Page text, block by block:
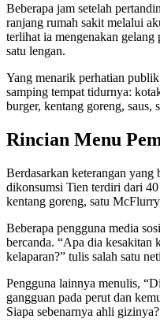
Beberapa jam setelah
ranjang rumah sakit melalui
terlihat ia mengenakan gelang
satu lengan.
Yang menarik perhatian
samping tempat tidurnya:
burger, kentang goreng, saus,
Rincian Menu
Berdasarkan keterangan yang
dikonsumsi Tien terdiri dari
kentang goreng, satu
Beberapa pengguna media
bercanda. “Apa dia kesakitan
kelaparan?” tulis salah satu
Pengguna lainnya menulis,
gangguan pada perut dan
Siapa sebenarnya ahli